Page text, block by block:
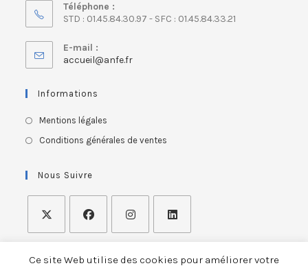
Téléphone :
STD : 01.45.84.30.97 - SFC : 01.45.84.33.21
E-mail :
accueil@anfe.fr
Informations
Mentions légales
Conditions générales de ventes
Nous Suivre
Ce site Web utilise des cookies pour améliorer votre